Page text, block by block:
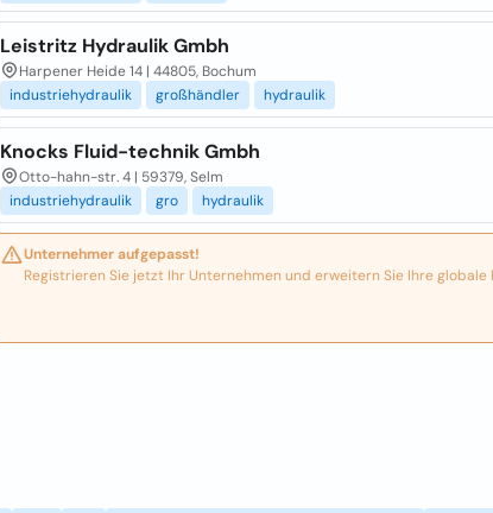
Leistritz Hydraulik Gmbh
Harpener Heide 14 | 44805, Bochum
industriehydraulik
großhändler hydraulik
Knocks Fluid-technik Gmbh
Otto-hahn-str. 4 | 59379, Selm
industriehydraulik
gro hydraulik
Unternehmer aufgepasst!
Registrieren Sie jetzt Ihr Unternehmen und erweitern Sie Ihre globale